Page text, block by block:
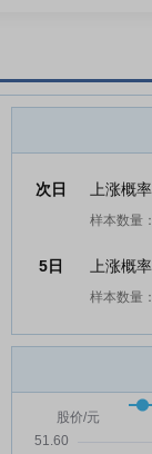
次日 上涨概
样本数量
5日 上涨概
样本数量